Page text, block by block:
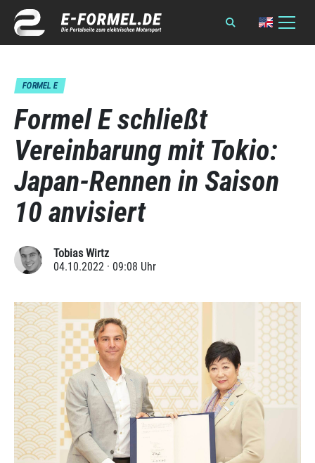
FORMEL E
Formel E schließt
Vereinbarung mit Tokio:
Japan-Rennen in Saison
10 anvisiert
Tobias Wirtz
04.10.2022 · 09:08 Uhr